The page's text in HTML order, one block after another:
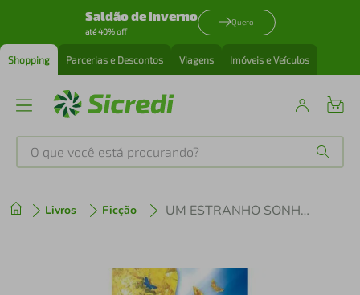
Saldão de inverno
até 40% off
Quero
Shopping Parcerias e Descontos Viagens Imóveis e Veículos
O que você está procurando?
Livros Ficção UM ESTRANHO SONHADOR
cafeteira